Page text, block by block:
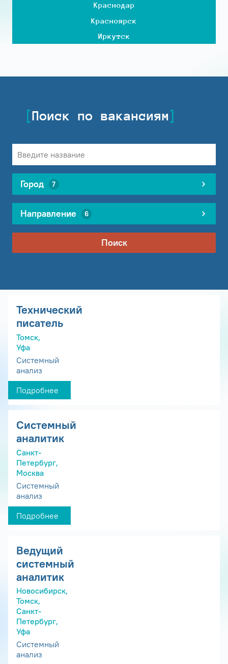
Краснодар
Красноярск
Иркутск
Поиск по вакансиям
Город 7
Направление 6
Поиск
Технический
писатель
Томск,
Уфа
Системный
анализ
Подробнее
Системный
аналитик
Санкт-
Петербург,
Москва
Системный
анализ
Подробнее
Ведущий
системный
аналитик
Новосибирск,
Томск,
Санкт-
Петербург,
Уфа
Системный
анализ